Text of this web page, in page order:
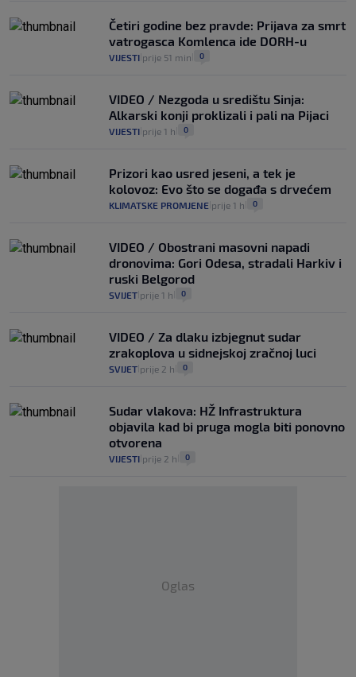
Četiri godine bez pravde: Prijava za smrt
vatrogasca Komlenca ide DORH-u
VIJESTI prije 51 min 0
VIDEO / Nezgoda u središtu Sinja:
Alkarski konji proklizali i pali na Pijaci
VIJESTI prije 1 h 0
Prizori kao usred jeseni, a tek je
kolovoz: Evo što se događa s drvećem
KLIMATSKE PROMJENE prije 1 h 0
VIDEO / Obostrani masovni napadi
dronovima: Gori Odesa, stradali Harkiv i
ruski Belgorod
SVIJET prije 1 h 0
VIDEO / Za dlaku izbjegnut sudar
zrakoplova u sidnejskoj zračnoj luci
SVIJET prije 2 h 0
Sudar vlakova: HŽ Infrastruktura
objavila kad bi pruga mogla biti ponovno
otvorena
VIJESTI prije 2 h 0
Oglas